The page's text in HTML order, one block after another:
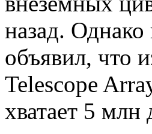
назад.
объявил, что
Telescope
хватает 5 млн